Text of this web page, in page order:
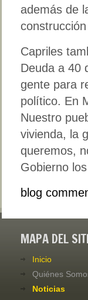
además de
Capriles
Deuda a 40
gente para
político. En
Nuestro
vivienda, la
queremos,
Gobierno
blog
MAPA DEL
Inicio
Quiénes
Noticias